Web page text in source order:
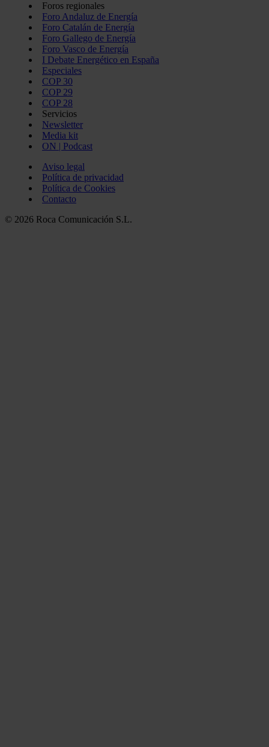
Foros regionales
Foro Andaluz de Energía
Foro Catalán de Energía
Foro Gallego de Energía
Foro Vasco de Energía
I Debate Energético en España
Especiales
COP 30
COP 29
COP 28
Servicios
Newsletter
Media kit
ON | Podcast
Aviso legal
Política de privacidad
Política de Cookies
Contacto
© 2026 Roca Comunicación S.L.